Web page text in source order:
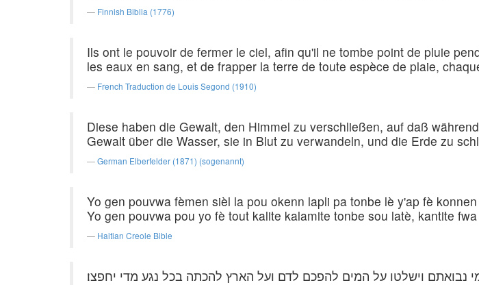
Finnish Biblia (1776)
Ils ont le pouvoir de fermer le ciel, afin qu'il ne tombe point de pluie
les eaux en sang, et de frapper la terre de toute espèce de plaie,
French Traduction de Louis Segond (1910)
Diese haben die Gewalt, den Himmel zu verschließen, auf daß
Gewalt über die Wasser, sie in Blut zu verwandeln, und die Erde zu
German Elberfelder (1871) (sogenannt)
Yo gen pouvwa fèmen sièl la pou okenn lapli pa tonbe lè y'ap fè
Yo gen pouvwa pou yo fè tout kalite kalamite tonbe sou latè, kantite
Haitian Creole Bible
וישלטו על המים להפכם לדם ועל הארץ להכתה בכל נגע מדי יחפצו׃